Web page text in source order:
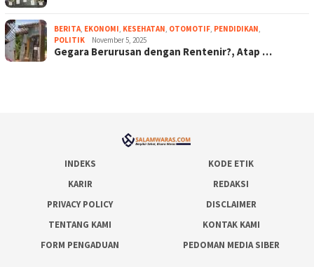
BERITA, EKONOMI, KESEHATAN, OTOMOTIF, PENDIDIKAN,
POLITIK
November 5, 2025
Gegara Berurusan dengan Rentenir?, Atap …
INDEKS
KODE ETIK
KARIR
REDAKSI
PRIVACY POLICY
DISCLAIMER
TENTANG KAMI
KONTAK KAMI
FORM PENGADUAN
PEDOMAN MEDIA SIBER